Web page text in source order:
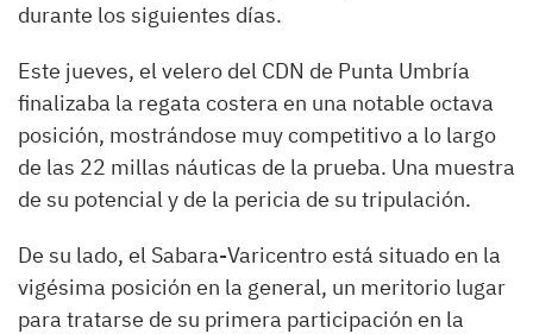
durante los siguientes días.
Este jueves, el velero del CDN de Punta Umbría
finalizaba la regata costera en una notable octava
posición, mostrándose muy competitivo a lo largo
de las 22 millas náuticas de la prueba. Una muestra
de su potencial y de la pericia de su tripulación.
De su lado, el Sabara-Varicentro está situado en la
vigésima posición en la general, un meritorio lugar
para tratarse de su primera participación en la